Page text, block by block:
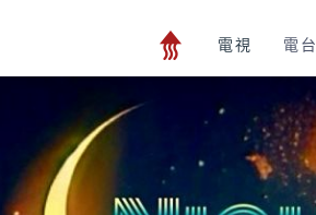
電視 電台